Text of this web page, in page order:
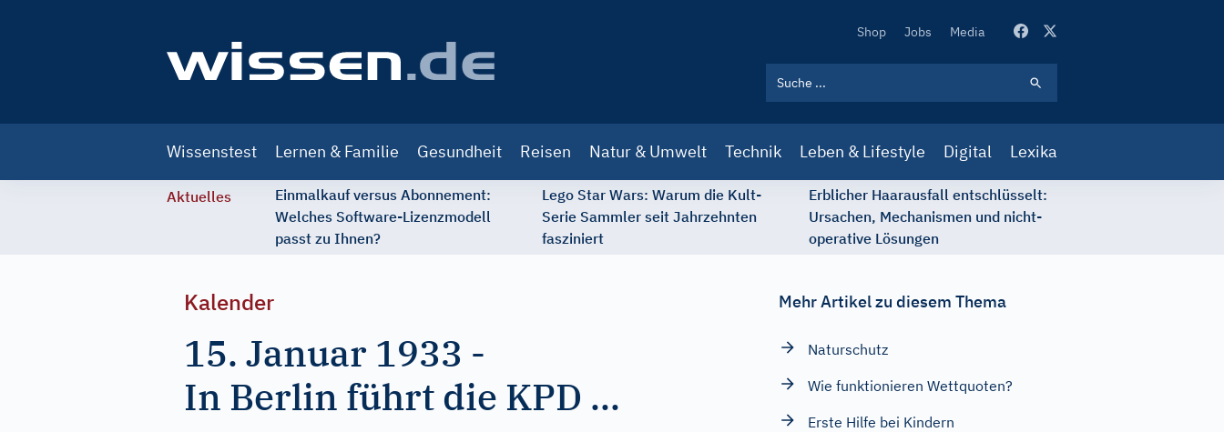
Secondary
Shop Jobs Media
navigation
Wissenstest Lernen & Familie Gesundheit Reisen Natur & Umwelt Technik Leben & Lifestyle Digital Lexika
Aktuelles
Einmalkauf versus Abonnement:
Welches Software-Lizenzmodell
passt zu Ihnen?
Lego Star Wars: Warum die Kult-
Serie Sammler seit Jahrzehnten
fasziniert
Erblicher Haarausfall entschlüsselt:
Ursachen, Mechanismen und nicht-
operative Lösungen
Kalender
15. Januar 1933 -
In Berlin führt die KPD ...
Mehr Artikel zu diesem Thema
Naturschutz
Wie funktionieren Wettquoten?
Erste Hilfe bei Kindern